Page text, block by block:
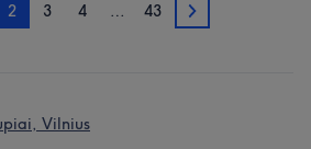
2 3 4 … 43 3
Vilnius